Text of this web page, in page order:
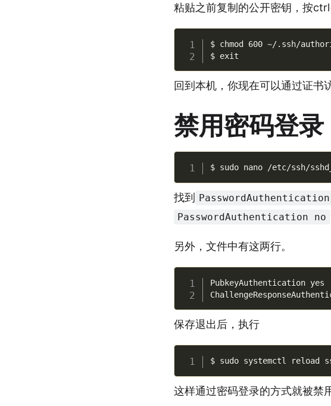
粘贴之前复制的公开密钥，按
$ chmod 600 ~/.ssh/
回到本机，你现在可以通过证书
禁用密码登录
找到 PasswordAuthentication
PasswordAuthentication no
另外，文件中有这两行。
PubkeyAuthentication yes
保存退出后，执行
这样通过密码登录的方式就被禁